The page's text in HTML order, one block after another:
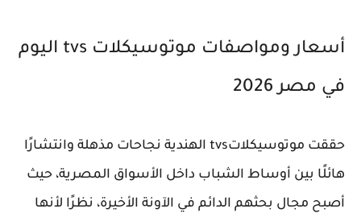
أسعار ومواصفات موتوسيكلات tvs اليوم
في مصر 2026
حققت موتوسيكلاتtvs الهندية نجاحات مذهلة وانتشارًا
هائلًا بين أوساط الشباب داخل الأسواق المصرية، حيث
أصبح مجال بحثهم الدائم في الآونة الأخيرة، نظرًا لأنها